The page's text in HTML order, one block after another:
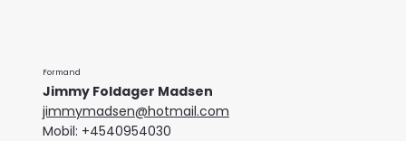
Formand
Jimmy Foldager Madsen
jimmymadsen@hotmail.com
Mobil: +4540954030